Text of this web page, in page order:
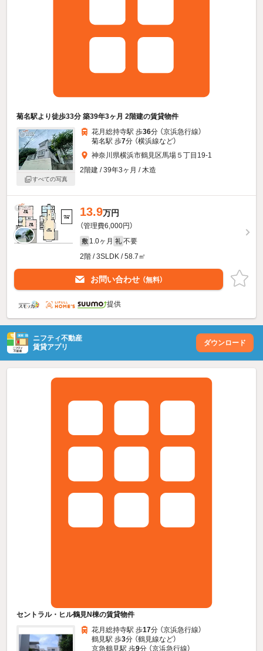
菊名駅より徒歩33分 築39年3ヶ月 2階建の賃貸物件
すべての写真
花月総持寺駅 歩36分 （京浜急行線）
菊名駅 歩7分 （横浜線など）
神奈川県横浜市鶴見区馬場５丁目19-1
2階建 / 39年3ヶ月 / 木造
13.9万円
（管理費6,000円）
敷 1.0ヶ月 礼 不要
2階 / 3SLDK / 58.7㎡
お問い合わせ （無料）
提供
ニフティ不動産
賃貸アプリ
ダウンロード
セントラル・ヒル鶴見N棟の賃貸物件
花月総持寺駅 歩17分 （京浜急行線）
鶴見駅 歩3分 （鶴見線など）
京急鶴見駅 歩9分 （京浜急行線）